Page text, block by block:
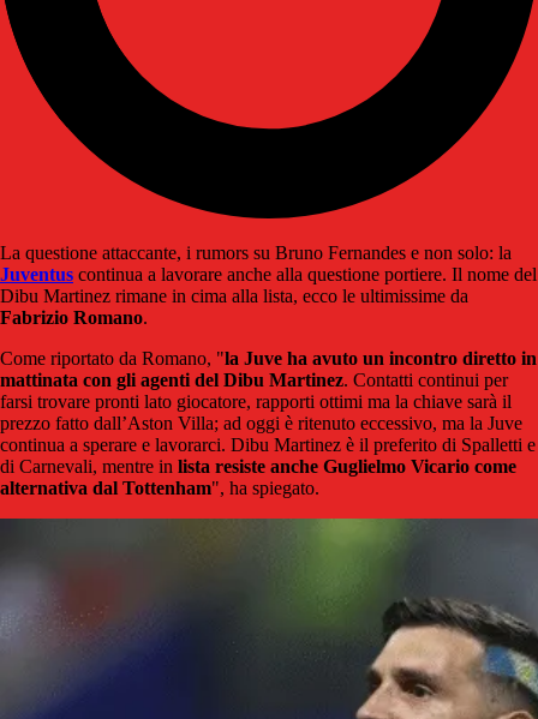
La questione attaccante, i rumors su Bruno Fernandes e non solo: la
Juventus continua a lavorare anche alla questione portiere. Il nome del
Dibu Martinez rimane in cima alla lista, ecco le ultimissime da
Fabrizio Romano.
Come riportato da Romano, "la Juve ha avuto un incontro diretto in
mattinata con gli agenti del Dibu Martinez. Contatti continui per
farsi trovare pronti lato giocatore, rapporti ottimi ma la chiave sarà il
prezzo fatto dall’Aston Villa; ad oggi è ritenuto eccessivo, ma la Juve
continua a sperare e lavorarci. Dibu Martinez è il preferito di Spalletti e
di Carnevali, mentre in lista resiste anche Guglielmo Vicario come
alternativa dal Tottenham", ha spiegato.